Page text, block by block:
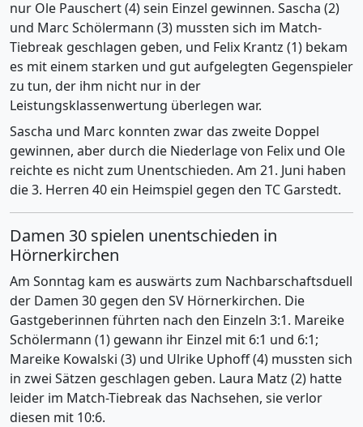
nur Ole Pauschert (4) sein Einzel gewinnen. Sascha (2)
und Marc Schölermann (3) mussten sich im Match-
Tiebreak geschlagen geben, und Felix Krantz (1) bekam
es mit einem starken und gut aufgelegten Gegenspieler
zu tun, der ihm nicht nur in der
Leistungsklassenwertung überlegen war.
Sascha und Marc konnten zwar das zweite Doppel
gewinnen, aber durch die Niederlage von Felix und Ole
reichte es nicht zum Unentschieden. Am 21. Juni haben
die 3. Herren 40 ein Heimspiel gegen den TC Garstedt.
Damen 30 spielen unentschieden in
Hörnerkirchen
Am Sonntag kam es auswärts zum Nachbarschaftsduell
der Damen 30 gegen den SV Hörnerkirchen. Die
Gastgeberinnen führten nach den Einzeln 3:1. Mareike
Schölermann (1) gewann ihr Einzel mit 6:1 und 6:1;
Mareike Kowalski (3) und Ulrike Uphoff (4) mussten sich
in zwei Sätzen geschlagen geben. Laura Matz (2) hatte
leider im Match-Tiebreak das Nachsehen, sie verlor
diesen mit 10:6.